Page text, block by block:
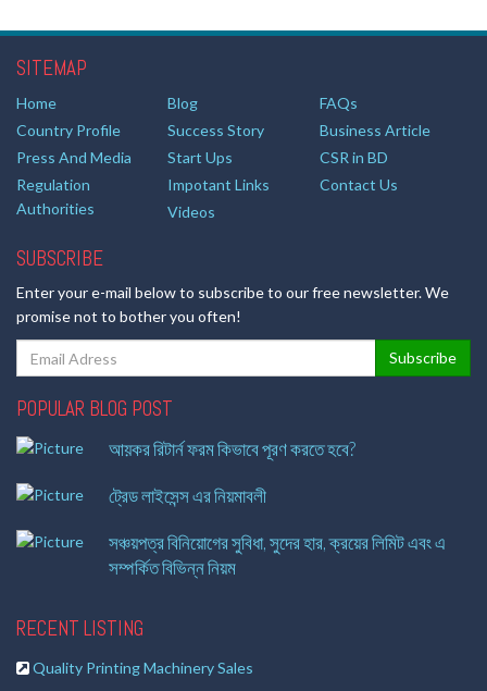
SITEMAP
Home Blog
FAQs
Country Profile
Success Story
Business Article
Press And Media
Start Ups
CSR in BD
Regulation
Authorities
Impotant Links
Contact Us
Videos
SUBSCRIBE
Enter your e-mail below to subscribe to our free newsletter. We
promise not to bother you often!
POPULAR BLOG POST
আয়কর রিটার্ন ফরম কিভাবে পূরণ করতে হবে?
ট্রেড লাইসেন্স এর নিয়মাবলী
সঞ্চয়পত্র বিনিয়োগের সুবিধা, সুদের হার, ক্রয়ের লিমিট এবং এ
সম্পর্কিত বিভিন্ন নিয়ম
RECENT LISTING
Quality Printing Machinery Sales